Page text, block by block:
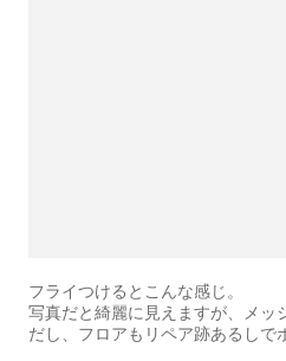
フライつけるとこんな感じ。
写真だと綺麗に見えますが、メッ
だし、フロアもリペア跡あるしで